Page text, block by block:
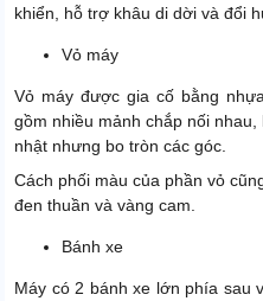
khiển, hỗ trợ khâu di dời và đổi
Vỏ máy
Vỏ máy được gia cố bằng
gồm nhiều mảnh chắp nối
nhật nhưng bo tròn các góc.
Cách phối màu của phần vỏ
đen thuần và vàng cam.
Bánh xe
Máy có 2 bánh xe lớn phía sau